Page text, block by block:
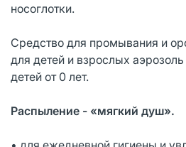
носоглотки.
Средство для промывания и
для детей и взрослых
детей от 0 лет.
Распыление - «мягкий душ».